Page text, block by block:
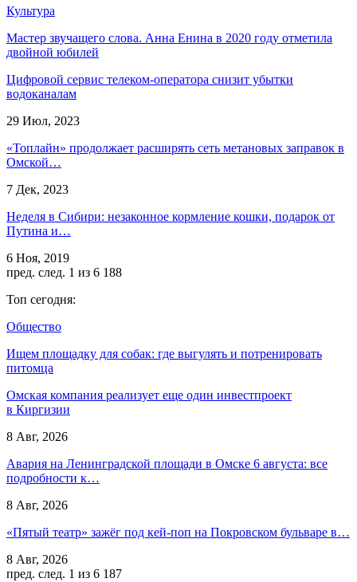
Культура
Мастер звучащего слова. Анна Енина в 2020 году отметила
двойной юбилей
Цифровой сервис телеком-оператора снизит убытки
водоканалам
29 Июл, 2023
«Топлайн» продолжает расширять сеть метановых заправок в
Омской…
7 Дек, 2023
Неделя в Сибири: незаконное кормление кошки, подарок от
Путина и…
6 Ноя, 2019
пред. след. 1 из 6 188
Топ сегодня:
Общество
Ищем площадку для собак: где выгулять и потренировать
питомца
Омская компания реализует еще один инвестпроект
в Киргизии
8 Авг, 2026
Авария на Ленинградской площади в Омске 6 августа: все
подробности к…
8 Авг, 2026
«Пятый театр» зажёг под кей-поп на Покровском бульваре в…
8 Авг, 2026
пред. след. 1 из 6 187